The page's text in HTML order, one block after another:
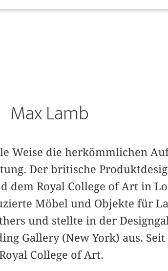
Max Lamb
Weise die herkömmlichen
Der britische
dem Royal College of Art in
Möbel und Objekte für
und stellte in der
Gallery (New York) aus.
College of Art.